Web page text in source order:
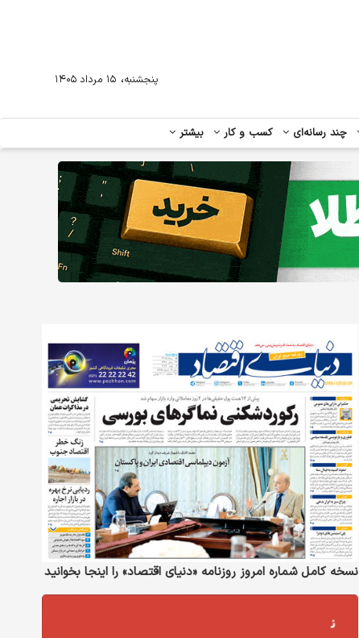
چند رسانه‌ای کسب و کار بیشتر
پنجشنبه، ۱۵ مرداد ۱۴۰۵
نسخه کامل شماره امروز روزنامه «دنیای‌ اقتصاد» را اینجا بخوانید